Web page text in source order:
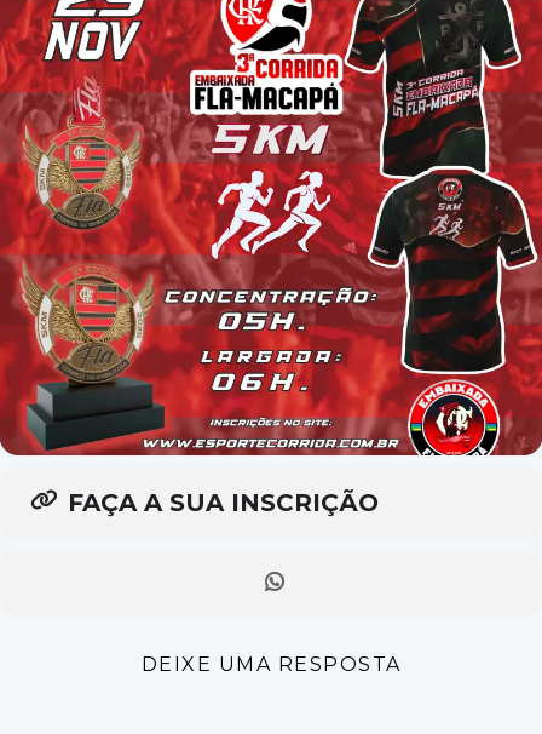
FAÇA A SUA INSCRIÇÃO
DEIXE UMA RESPOSTA